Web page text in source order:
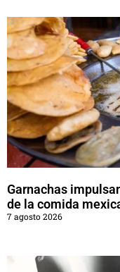
Garnachas
de la comida
7 agosto 2026